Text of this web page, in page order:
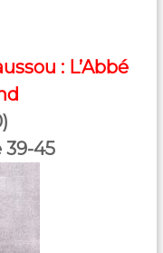
: L’Abbé
39-45